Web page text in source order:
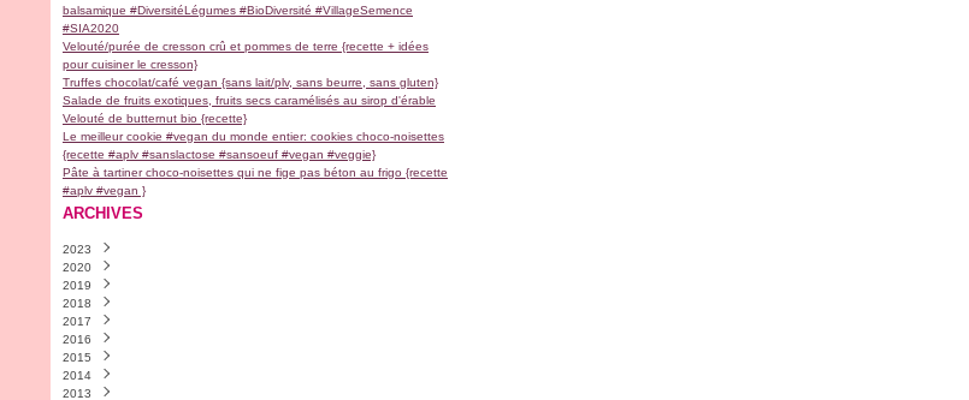
balsamique #DiversitéLégumes #BioDiversité #VillageSemence
#SIA2020
Velouté/purée de cresson crû et pommes de terre {recette + idées
pour cuisiner le cresson}
Truffes chocolat/café vegan {sans lait/plv, sans beurre, sans gluten}
Salade de fruits exotiques, fruits secs caramélisés au sirop d'érable
Velouté de butternut bio {recette}
Le meilleur cookie #vegan du monde entier: cookies choco-noisettes
{recette #aplv #sanslactose #sansoeuf #vegan #veggie}
Pâte à tartiner choco-noisettes qui ne fige pas béton au frigo {recette
#aplv #vegan }
ARCHIVES
2023
Novembre
2020
Avril
Février
Janvier
2019
Décembre
Novembre
Septembre
Août
Juillet
Mai(1)
2018
Décembre
Septembre
Juillet
Juin
Mars
2017
Décembre
Novembre
Octobre
Septembre
2016
Décembre
Novembre
Octobre
2015
Décembre
Novembre
2014
Décembre
2013